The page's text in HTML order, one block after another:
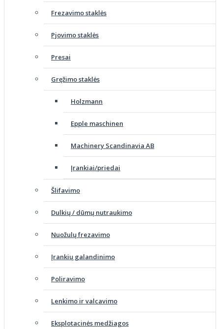
Frezavimo staklės
Pjovimo staklės
Presai
Gręžimo staklės
Holzmann
Epple maschinen
Machinery Scandinavia AB
Įrankiai/priedai
Šlifavimo
Dulkių / dūmų nutraukimo
Nuožulų frezavimo
Įrankių galandinimo
Poliravimo
Lenkimo ir valcavimo
Eksplotacinės medžiagos